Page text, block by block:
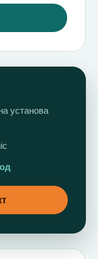
установа